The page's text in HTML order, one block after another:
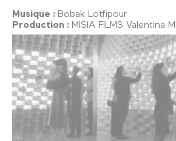
Musique : Bobak Lotfipour
Production : MISIA FILMS Valentina